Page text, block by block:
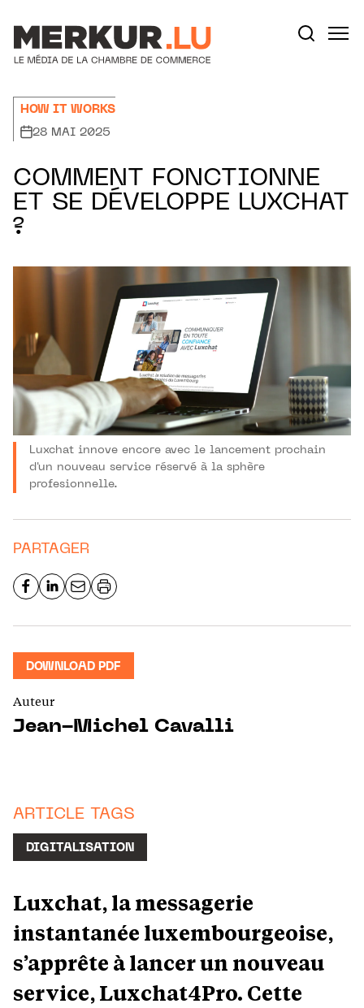
HOW IT WORKS
28 MAI 2025
COMMENT FONCTIONNE
ET SE DÉVELOPPE LUXCHAT
?
Luxchat innove encore avec le lancement prochain
d'un nouveau service réservé à la sphère
profesionnelle.
PARTAGER
DOWNLOAD PDF
Auteur
Jean-Michel Cavalli
ARTICLE TAGS
DIGITALISATION
Luxchat, la messagerie
instantanée luxembourgeoise,
s’apprête à lancer un nouveau
service, Luxchat4Pro. Cette